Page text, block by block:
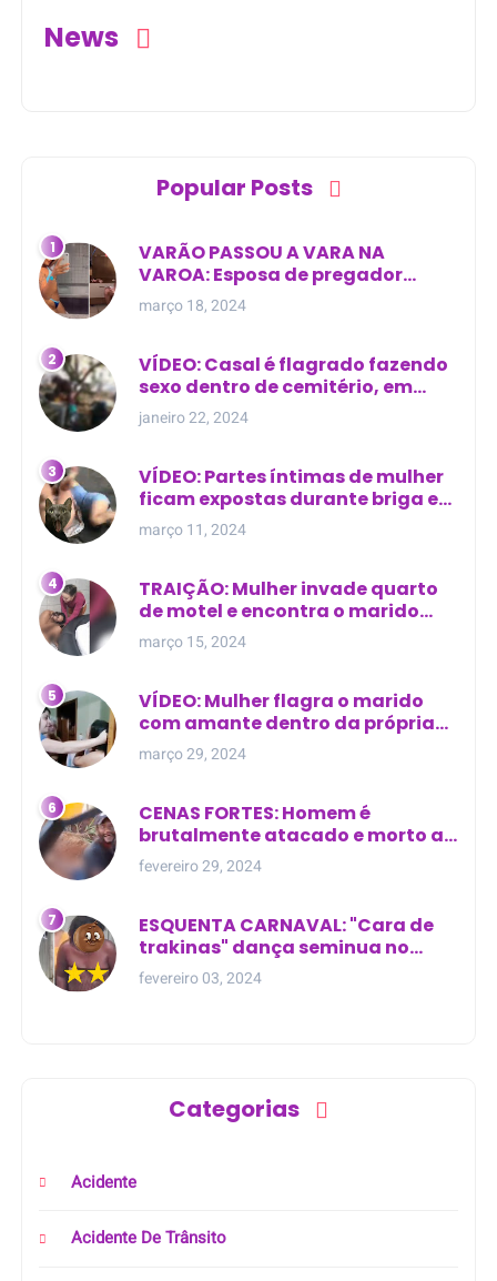
News
Popular Posts
VARÃO PASSOU A VARA NA
VAROA: Esposa de pregador
evangélico descobre
relacionamento extra-conjugal
março 18, 2024
VÍDEO: Casal é flagrado fazendo
sexo dentro de cemitério, em
cima de túmulo no Maranhão
janeiro 22, 2024
VÍDEO: Partes íntimas de mulher
ficam expostas durante briga em
Manaus
março 11, 2024
TRAIÇÃO: Mulher invade quarto
de motel e encontra o marido
com outra na cama
março 15, 2024
VÍDEO: Mulher flagra o marido
com amante dentro da própria
residência
março 29, 2024
CENAS FORTES: Homem é
brutalmente atacado e morto a
golpes de facão em joão lisboa
fevereiro 29, 2024
ESQUENTA CARNAVAL: "Cara de
trakinas" dança seminua no
meio da rua na Bahia
fevereiro 03, 2024
Categorias
Acidente
Acidente De Trânsito